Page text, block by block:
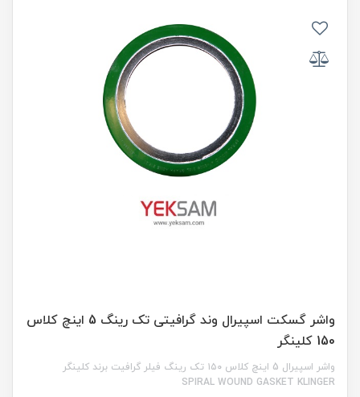
واشر گسکت اسپیرال وند گرافیتی تک رینگ 5 اینچ کلاس
150 کلینگر
واشر اسپیرال 5 اینچ کلاس ۱۵۰ تک رینگ فیلر گرافیت برند کلینگر
SPIRAL WOUND GASKET KLINGER